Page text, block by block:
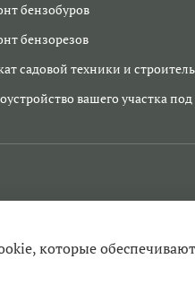
бензобуров
бензорезов
садовой техники и
вашего участка
продажа инструмента
которые